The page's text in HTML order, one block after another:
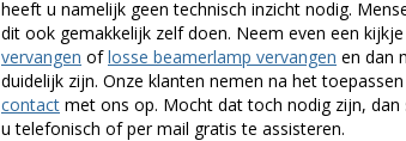
heeft u namelijk geen technisch inzicht nodig.
dit ook gemakkelijk zelf doen. Neem even een
vervangen oflosse beamerlamp vervangen en dan
duidelijk zijn. Onze klanten nemen na het
contact met ons op. Mocht dat toch nodig zijn,
u telefonisch of per mail gratis te assisteren.